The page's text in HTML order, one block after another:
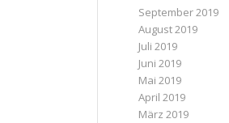
September 2019
August 2019
Juli 2019
Juni 2019
Mai 2019
April 2019
März 2019